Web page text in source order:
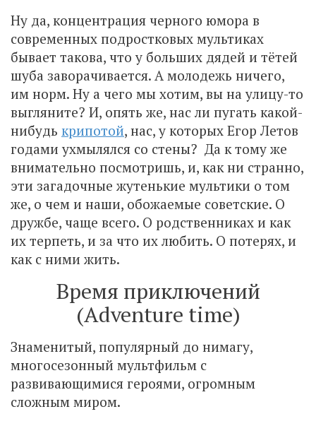
Ну да, концентрация черного юмора в
современных подростковых мультиках
бывает такова, что у больших дядей и тётей
шуба заворачивается. А молодежь ничего,
им норм. Ну а чего мы хотим, вы на улицу-то
выгляните? И, опять же, нас ли пугать какой-
нибудь крипотой, нас, у которых Егор Летов
годами ухмылялся со стены? Да к тому же
внимательно посмотришь, и, как ни странно,
эти загадочные жутенькие мультики о том
же, о чем и наши, обожаемые советские. О
дружбе, чаще всего. О родственниках и как
их терпеть, и за что их любить. О потерях, и
как с ними жить.
Время приключений
(Adventure time)
Знаменитый, популярный до нимагу,
многосезонный мультфильм с
развивающимися героями, огромным
сложным миром.